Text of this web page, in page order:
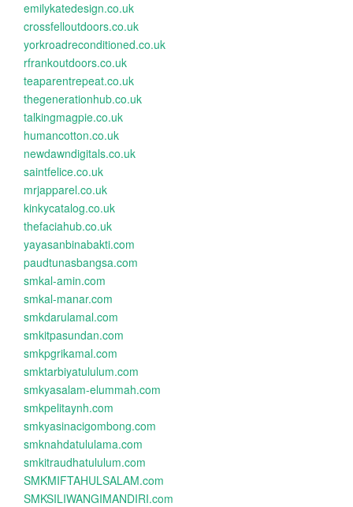
emilykatedesign.co.uk
crossfelloutdoors.co.uk
yorkroadreconditioned.co.uk
rfrankoutdoors.co.uk
teaparentrepeat.co.uk
thegenerationhub.co.uk
talkingmagpie.co.uk
humancotton.co.uk
newdawndigitals.co.uk
saintfelice.co.uk
mrjapparel.co.uk
kinkycatalog.co.uk
thefaciahub.co.uk
yayasanbinabakti.com
paudtunasbangsa.com
smkal-amin.com
smkal-manar.com
smkdarulamal.com
smkitpasundan.com
smkpgrikamal.com
smktarbiyatululum.com
smkyasalam-elummah.com
smkpelitaynh.com
smkyasinacigombong.com
smknahdatululama.com
smkitraudhatululum.com
SMKMIFTAHULSALAM.com
SMKSILIWANGIMANDIRI.com